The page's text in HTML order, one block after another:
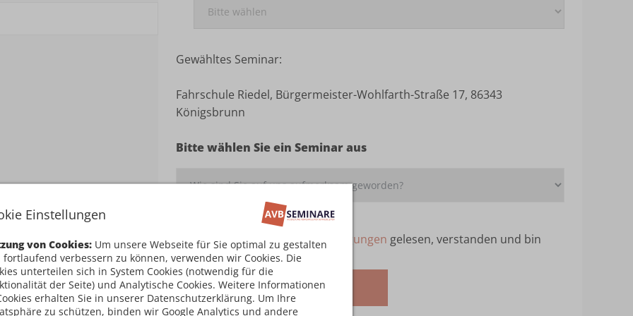
Einstellungen
von Cookies: Um unsere Webseite für Sie optimal zu gestalten
fortlaufend verbessern zu können, verwenden wir Cookies. Die
unterteilen sich in System Cookies (notwendig für die
der Seite) und Analytische Cookies. Weitere Informationen
erhalten Sie in unserer Datenschutzerklärung. Um Ihre
zu schützen, binden wir Google Analytics und andere
Gewähltes Seminar:
Fahrschule Riedel, Bürgermeister-Wohlfarth-Straße 17, 86343
Königsbrunn
Bitte wählen Sie ein Seminar aus
Ich habe dieTeilnahmebedingungen gelesen, verstanden und bin
damit einverstanden
Kostenpflichtig anmelden